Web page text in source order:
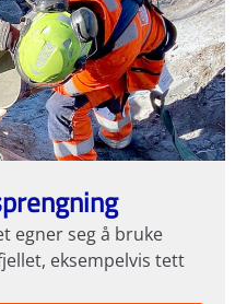
egner seg å bruke
eksempelvis tett